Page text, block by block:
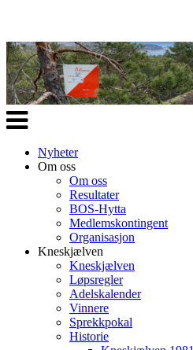
Veksle
navigasjon
Nyheter
Om oss
Om oss
Resultater
BOS-Hytta
Medlemskontingent
Organisasjon
Kneskjælven
Kneskjælven
Løpsregler
Adelskalender
Vinnere
Sprekkpokal
Historie